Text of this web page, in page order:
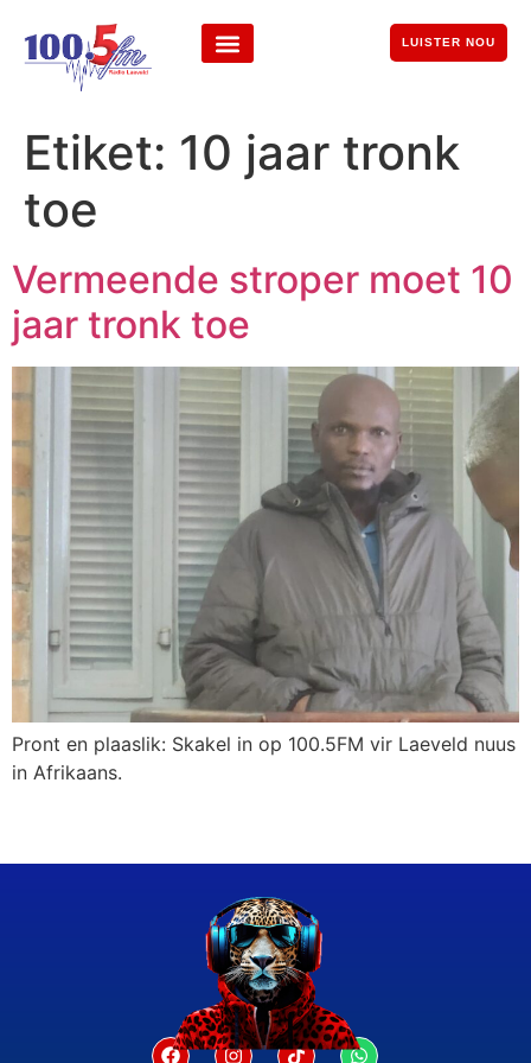
LUISTER NOU
Etiket: 10 jaar tronk
toe
Vermeende stroper moet 10
jaar tronk toe
Pront en plaaslik: Skakel in op 100.5FM vir Laeveld nuus
in Afrikaans.